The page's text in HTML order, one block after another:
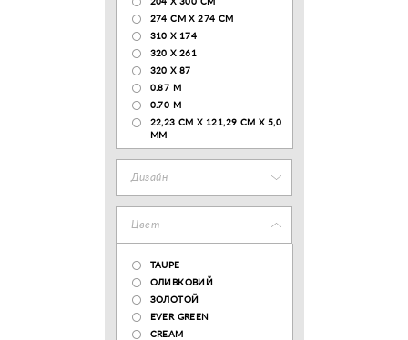
204 Х 300 СМ
274 СМ Х 274 СМ
310 X 174
320 X 261
320 X 87
0.87 M
0.70 M
22,23 CM X 121,29 CM X 5,0
MM
Дизайн
Цвет
TAUPE
ОЛИВКОВИЙ
ЗОЛОТОЙ
EVER GREEN
CREAM